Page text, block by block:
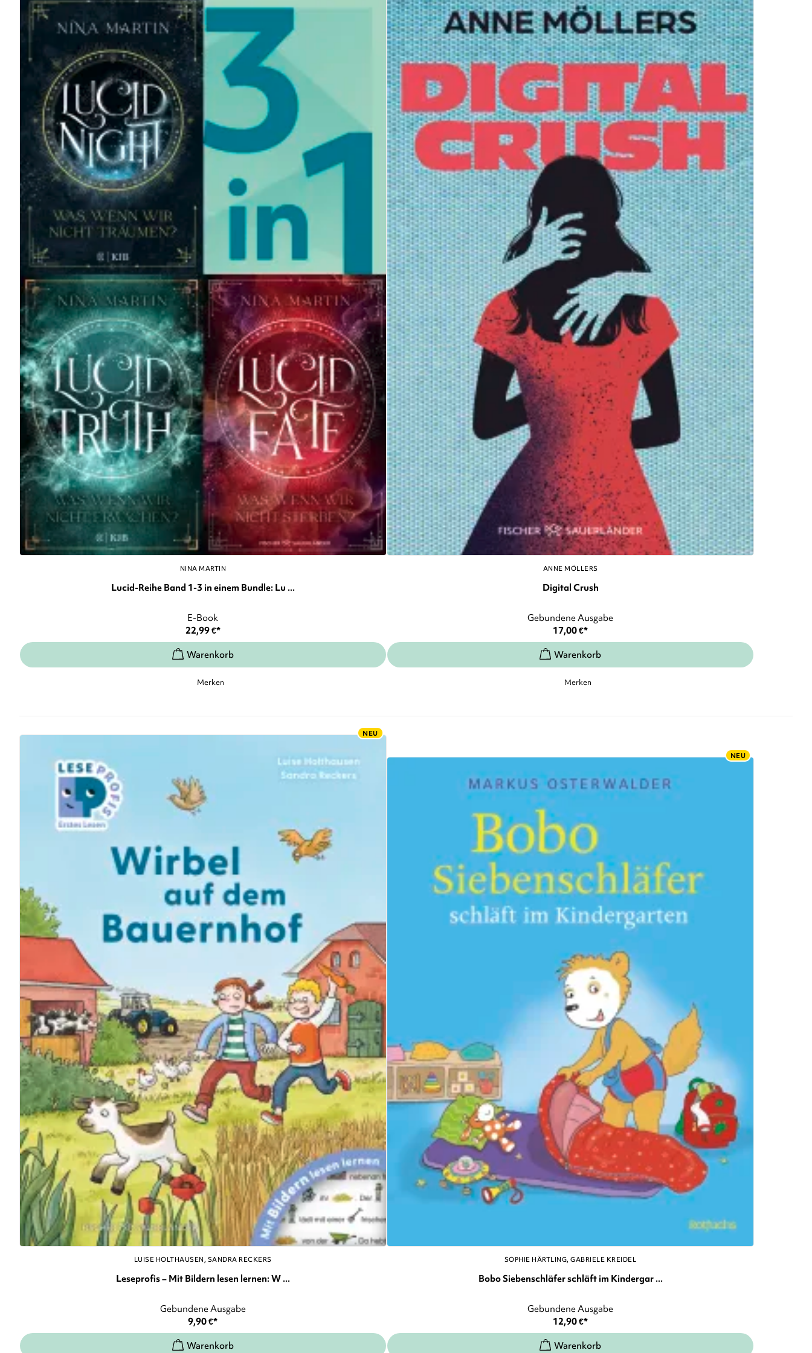
NINA MARTIN
Lucid-Reihe Band 1-3 in einem Bundle: Lu ...
E-Book
22,99€*
Merken
ANNE MÖLLERS
Digital Crush
Gebundene Ausgabe
17,00€*
Merken
NEU
LUISE HOLTHAUSEN SANDRA RECKERS
Leseprofis – Mit Bildern lesen lernen: W ...
Gebundene Ausgabe
9,90€*
NEU
SOPHIE HÄRTLING GABRIELE KREIDEL
Bobo Siebenschläfer schläft im Kindergar ...
Gebundene Ausgabe
12,90€*